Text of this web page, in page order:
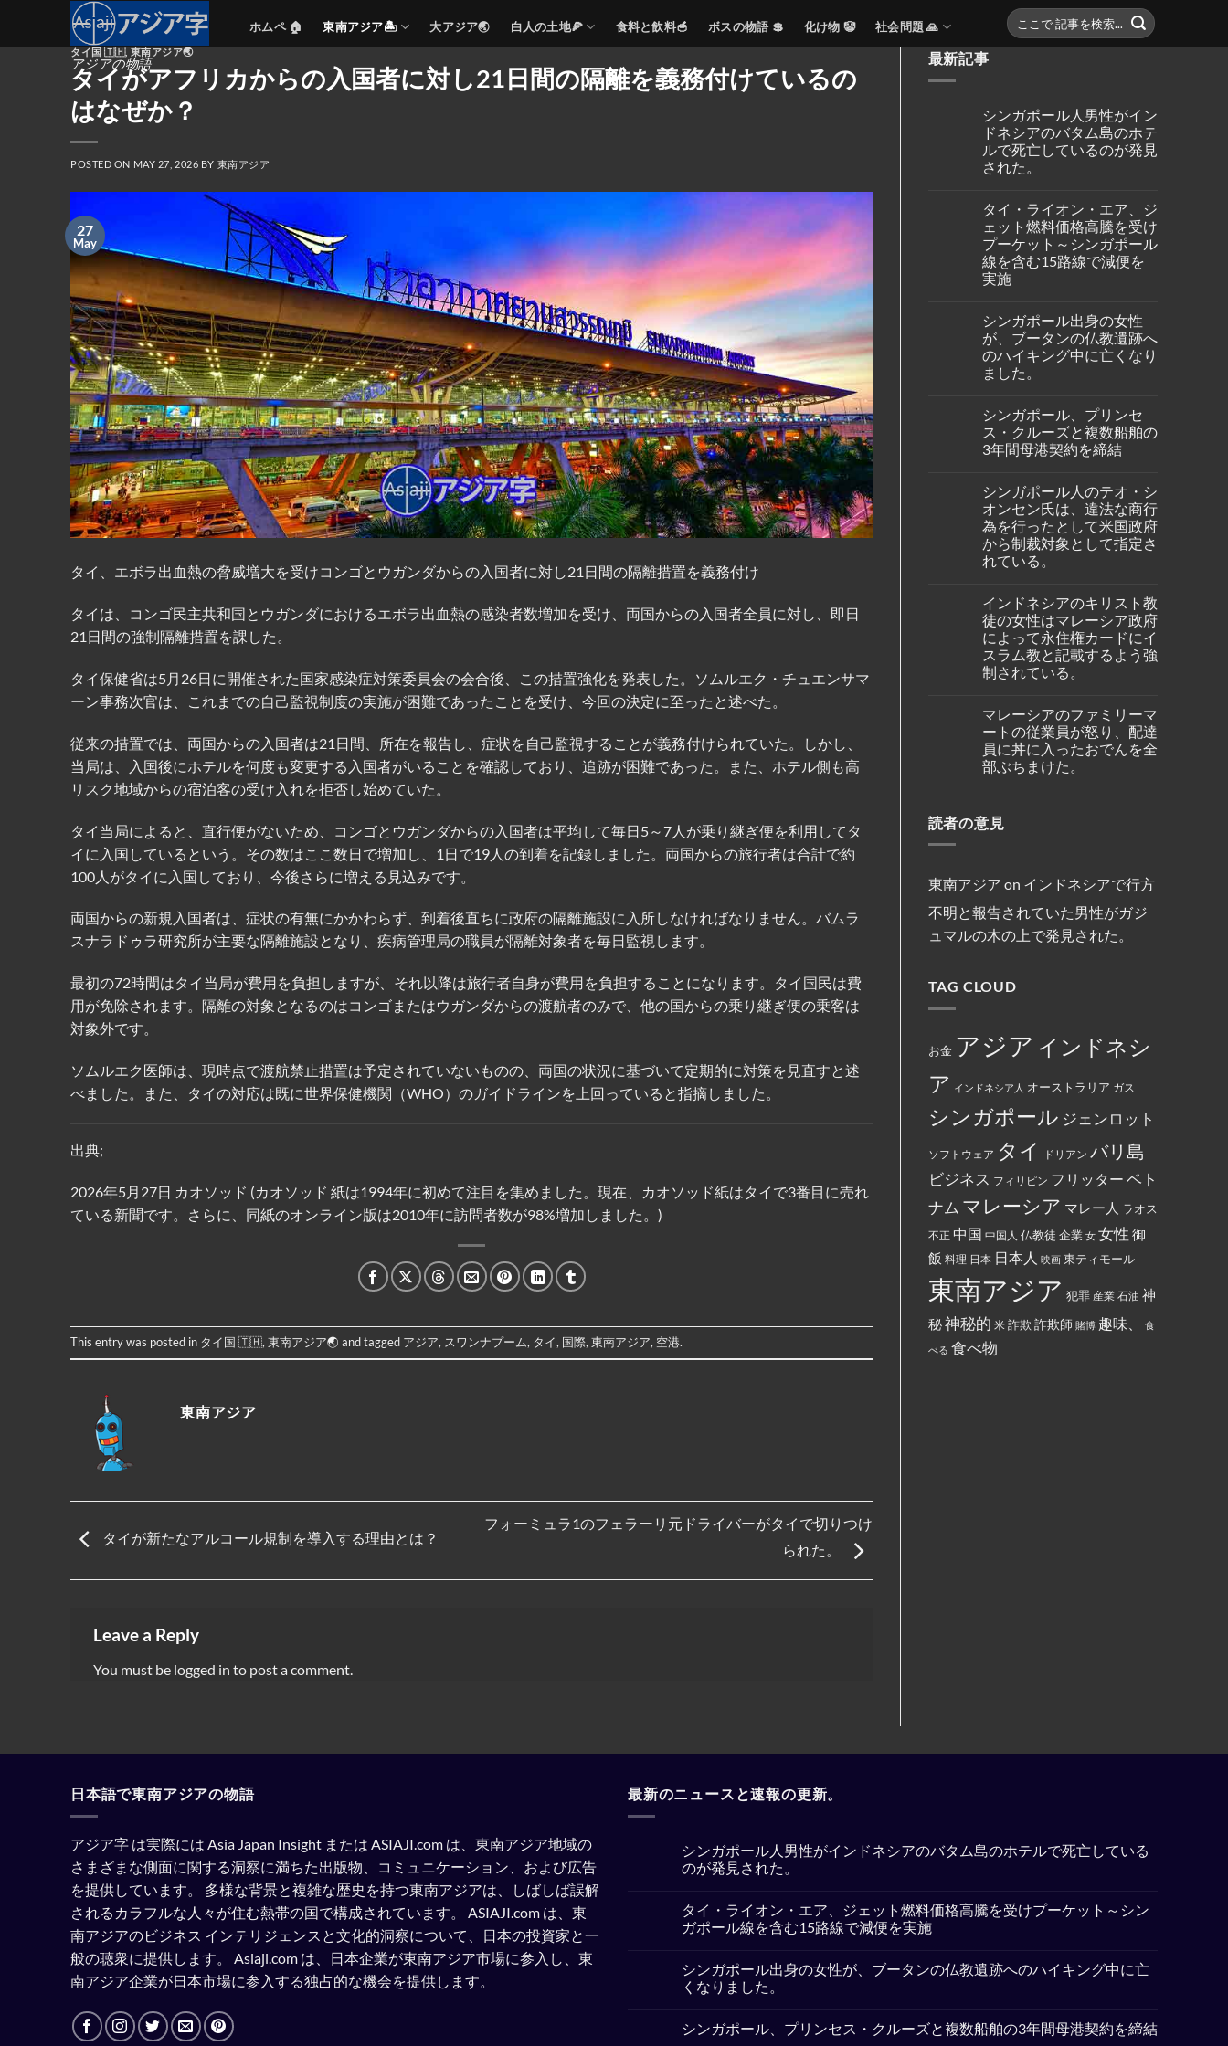
アジアの物語
ホムペ 🏠 東南アジア🏝️ 大アジア🌏 白人の土地🍕 食料と飲料🥣 ボスの物語 💲 化け物 🤡 社会問題 🙏
タイ国 🇹🇭, 東南アジア🌏
タイがアフリカからの入国者に対し21日間の隔離を義務付けているの
はなぜか？
POSTED ON MAY 27, 2026 BY 東南アジア
27
May
タイ、エボラ出血熱の脅威増大を受けコンゴとウガンダからの入国者に対し21日間の隔離措置を義務付け
タイは、コンゴ民主共和国とウガンダにおけるエボラ出血熱の感染者数増加を受け、両国からの入国者全員に対し、即日
21日間の強制隔離措置を課した。
タイ保健省は5月26日に開催された国家感染症対策委員会の会合後、この措置強化を発表した。ソムルエク・チュエンサマ
ーン事務次官は、これまでの自己監視制度の実施が困難であったことを受け、今回の決定に至ったと述べた。
従来の措置では、両国からの入国者は21日間、所在を報告し、症状を自己監視することが義務付けられていた。しかし、
当局は、入国後にホテルを何度も変更する入国者がいることを確認しており、追跡が困難であった。また、ホテル側も高
リスク地域からの宿泊客の受け入れを拒否し始めていた。
タイ当局によると、直行便がないため、コンゴとウガンダからの入国者は平均して毎日5～7人が乗り継ぎ便を利用してタ
イに入国しているという。その数はここ数日で増加し、1日で19人の到着を記録しました。両国からの旅行者は合計で約
100人がタイに入国しており、今後さらに増える見込みです。
両国からの新規入国者は、症状の有無にかかわらず、到着後直ちに政府の隔離施設に入所しなければなりません。バムラ
スナラドゥラ研究所が主要な隔離施設となり、疾病管理局の職員が隔離対象者を毎日監視します。
最初の72時間はタイ当局が費用を負担しますが、それ以降は旅行者自身が費用を負担することになります。タイ国民は費
用が免除されます。隔離の対象となるのはコンゴまたはウガンダからの渡航者のみで、他の国からの乗り継ぎ便の乗客は
対象外です。
ソムルエク医師は、現時点で渡航禁止措置は予定されていないものの、両国の状況に基づいて定期的に対策を見直すと述
べました。また、タイの対応は既に世界保健機関（WHO）のガイドラインを上回っていると指摘しました。
出典;
2026年5月27日 カオソッド (カオソッド 紙は1994年に初めて注目を集めました。現在、カオソッド紙はタイで3番目に売れ
ている新聞です。さらに、同紙のオンライン版は2010年に訪問者数が98%増加しました。)
This entry was posted in タイ国 🇹🇭, 東南アジア🌏 and tagged アジア, スワンナプーム, タイ, 国際, 東南アジア, 空港.
東南アジア
タイが新たなアルコール規制を導入する理由とは？
フォーミュラ1のフェラーリ元ドライバーがタイで切りつけ
られた。
Leave a Reply
You must be logged in to post a comment.
最新記事
シンガポール人男性がイン
ドネシアのバタム島のホテ
ルで死亡しているのが発見
された。
on
シ
ン
ガ
ポ
ー
ル
性
が
イ
ン
ド
ネ
の
バ
タ
ム
島
テ
ル
で
死
亡
し
て
の
が
発
見
さ
れ
た。
タイ・ライオン・エア、ジ
ェット燃料価格高騰を受け
プーケット～シンガポール
線を含む15路線で減便を
実施
on
タ
イ・
ラ
イ
オ
ア、
ジ
ェ
ッ
料
価
格
高
騰
を
受
け
ケ
ッ
ト
～
シ
ン
ガ
ル
線
を
含
む
15
減
便
シンガポール出身の女性
が、ブータンの仏教遺跡へ
のハイキング中に亡くなり
ました。
on
シ
ン
ガ
ル
出
身
の
女
性
が、
ブ
ン
の
仏
教
遺
跡
へ
イ
キ
ン
グ
中
に
り
ま
シンガポール、プリンセ
ス・クルーズと複数船舶の
3年間母港契約を締結
on
シ
ン
ガ
ポ
ー
ル、
セ
ス・
ク
ル
ー
ズ
と
船
3
年
間
約
を
シンガポール人のテオ・シ
オンセン氏は、違法な商行
為を行ったとして米国政府
から制裁対象として指定さ
れている。
on
シ
ン
ガ
ポ
ー
ル
テ
オ・
シ
オ
ン
セ
違
法
を
っ
た
と
国
政
制
裁
と
て
指
さ
れ
い
インドネシアのキリスト教
徒の女性はマレーシア政府
によって永住権カードにイ
スラム教と記載するよう強
制されている。
on
ド
ネ
シ
リ
ス
の
女
は
レ
政
て
永
カ
ド
に
ス
ム
教
と
記
す
よ
強
制
れ
て
い
る。
マレーシアのファミリーマ
ートの従業員が怒り、配達
員に丼に入ったおでんを全
部ぶちまけた。
マ
レ
の
フ
ミ
ー
の
怒
り、
員
丼
に
っ
お
で
ん
を
部
ち
け
た。
読者の意見
東南アジア on インドネシアで行方
不明と報告されていた男性がガジ
ュマルの木の上で発見された。
TAG CLOUD
お金 アジア インドネシ
ア インドネシア人 オーストラリア ガス
シンガポール ジェンロット
ソフトウェア タイ ドリアン バリ島
ビジネス フィリピン フリッター ベト
ナム マレーシア マレー人 ラオス
不正 中国 中国人 仏教徒 企業 女 女性 御
飯 料理 日本 日本人 映画 東ティモール
東南アジア 犯罪 産業 石油 神
秘神秘的 米 詐欺 詐欺師 賭博 趣味、 食
べる 食べ物
日本語で東南アジアの物語
アジア字 は実際には Asia Japan Insight または ASIAJI.com は、東南アジア地域の
さまざまな側面に関する洞察に満ちた出版物、コミュニケーション、および広告
を提供しています。
多様な背景と複雑な歴史を持つ東南アジアは、しばしば誤解
されるカラフルな人々が住む熱帯の国で構成されています。
ASIAJI.com は、東
南アジアのビジネス インテリジェンスと文化的洞察について、日本の投資家と一
般の聴衆に提供します。
Asiaji.com は、日本企業が東南アジア市場に参入し、東
南アジア企業が日本市場に参入する独占的な機会を提供します。
最新のニュースと速報の更新。
シンガポール人男性がインドネシアのバタム島のホテルで死亡している
のが発見された。
on
シ
ン
ー
ル
人
が
イ
タイ・ライオン・エア、ジェット燃料価格高騰を受けプーケット～シン
ガポール線を含む15路線で減便を実施
on
タ
イ・
オ
ン・
シンガポール出身の女性が、ブータンの仏教遺跡へのハイキング中に亡
くなりました。
on
シ
シンガポール、プリンセス・クルーズと複数船舶の3年間母港契約を締結